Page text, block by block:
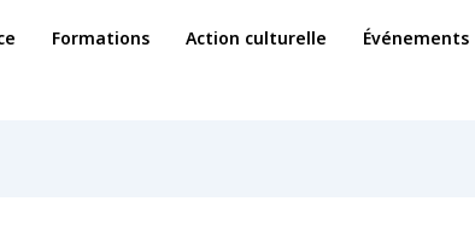
Formations Action culturelle Événements